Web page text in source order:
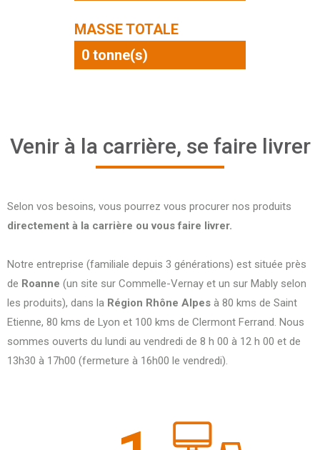
MASSE TOTALE
0 tonne(s)
Venir à la carrière, se faire livrer
Selon vos besoins, vous pourrez vous procurer nos produits
directement à la carrière ou vous faire livrer.
Notre entreprise (familiale depuis 3 générations) est située près
de Roanne (un site sur Commelle-Vernay et un sur Mably selon
les produits), dans la Région Rhône Alpes à 80 kms de Saint
Etienne, 80 kms de Lyon et 100 kms de Clermont Ferrand. Nous
sommes ouverts du lundi au vendredi de 8 h 00 à 12 h 00 et de
13h30 à 17h00 (fermeture à 16h00 le vendredi).